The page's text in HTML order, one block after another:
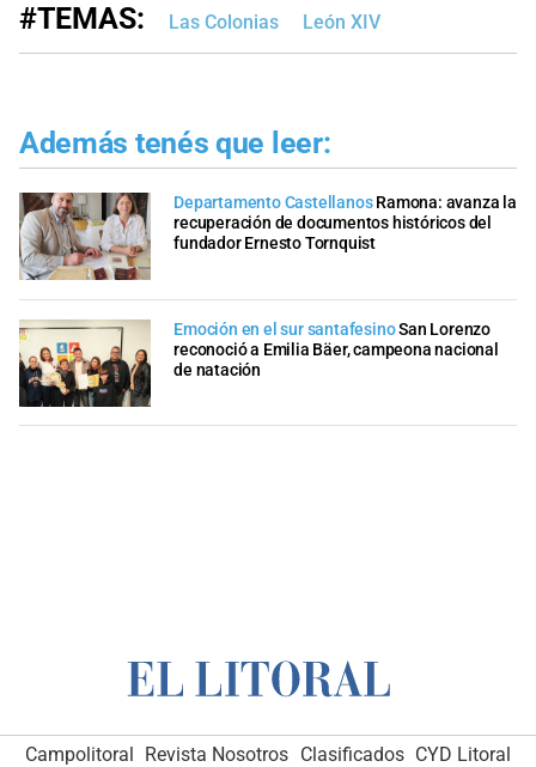
#TEMAS: Las Colonias León XIV
Además tenés que leer:
Departamento Castellanos Ramona: avanza la
recuperación de documentos históricos del
fundador Ernesto Tornquist
Emoción en el sur santafesinoSan Lorenzo
reconoció a Emilia Bäer, campeona nacional
de natación
Campolitoral Revista Nosotros Clasificados CYD Litoral